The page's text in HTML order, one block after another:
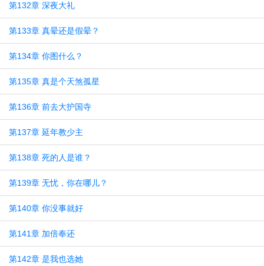
第132章 深夜大礼
第133章 真晕还是假晕？
第134章 你图什么？
第135章 真是个天煞孤星
第136章 前去大护国寺
第137章 延年教少主
第138章 死的人是谁？
第139章 无忧，你在哪儿？
第140章 你没事就好
第141章 加倍奉还
第142章 是我也选她